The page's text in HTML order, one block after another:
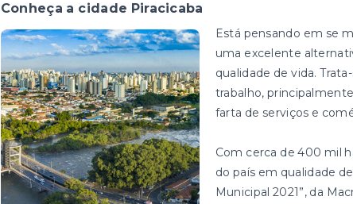
Conheça a cidade Piracicaba
Está pensando em se
uma excelente
qualidade de vida.
trabalho,
farta de serviços e
Com cerca de 400 mil
do país em qualidade
Municipal 2021”, da